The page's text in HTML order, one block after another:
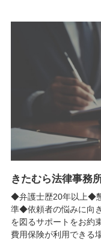
きたむら法律事務
◆弁護士歴20年以上◆
準◆依頼者の悩みに向
を図るサポートをお約
費用保険が利用できる